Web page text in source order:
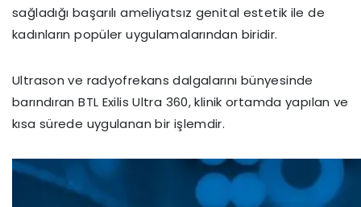
sağladığı başarılı ameliyatsız genital estetik ile de
kadınların popüler uygulamalarından biridir.
Ultrason ve radyofrekans dalgalarını bünyesinde
barındıran BTL Exilis Ultra 360, klinik ortamda yapılan ve
kısa sürede uygulanan bir işlemdir.